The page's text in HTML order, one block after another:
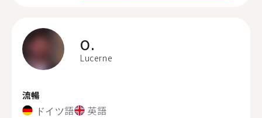
O.
Lucerne
流暢
ドイツ語 英語